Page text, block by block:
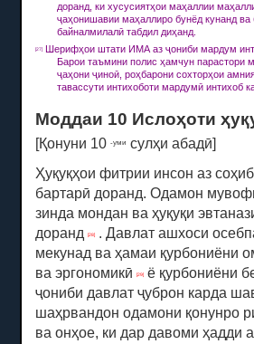
доранд, ки хусусиятҳои маҳаллии
ҷаҳонишавии маҳаллиро бунёд кунанд ва
байналмилалӣ табдил диҳанд.
[27]
Шерифҳои штати ИМА аз ҷониби мардум
Барои таъмини полис ҳамчун парастори
ҷаҳони ҷиноӣ, роҳбарони сохторҳои
тавассути интихоботи мардумӣ интихоб
Моддаи 10 Ислоҳоти
[Қонуни 10-уми
сулҳи абадӣ]
Ҳуқуқҳои фитрии инсон аз
бартарӣ доранд.Одамон
зинда мондан ва ҳуқуқи
доранд[28] .Давлат ашхоси
мекунад ва ҳамаи қурбониёни
ва эргономикӣ[29]
ё қурбониёни
ҷониби давлат ҷуброн карда
шаҳрвандон одамони қонунро
ва онҳое, ки дар давоми ҳадди